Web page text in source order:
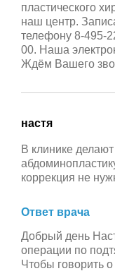
пластического
наш центр.
телефону 8-495-
00. Наша
Ждём Вашего
настя
В клинике
коррекция не
Ответ врача
Добрый день
операции по
Чтобы говорить